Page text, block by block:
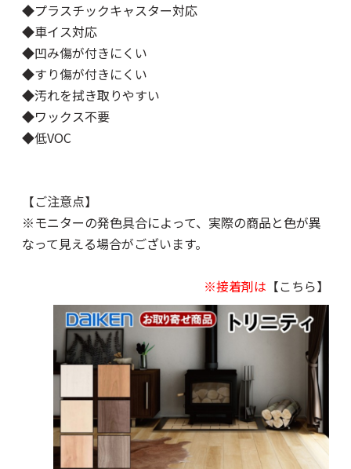
◆プラスチックキャスター対応
◆車イス対応
◆凹み傷が付きにくい
◆すり傷が付きにくい
◆汚れを拭き取りやすい
◆ワックス不要
◆低VOC
【ご注意点】
※モニターの発色具合によって、実際の商品と色が異
なって見える場合がございます。
※接着剤は 【こちら】